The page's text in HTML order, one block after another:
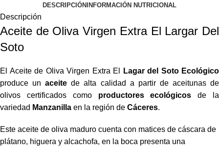
DESCRIPCIÓN INFORMACIÓN NUTRICIONAL
Descripción
Aceite de Oliva Virgen Extra El Largar Del
Soto
El Aceite de Oliva Virgen Extra El
Lagar del Soto Ecológico
produce unaceite de alta calidad a partir de aceitunas de
olivos certificados como productores ecológicos de la
variedad Manzanilla en la región de Cáceres.
Este aceite de oliva maduro cuenta con matices de cáscara de
plátano, higuera y alcachofa, en la boca presenta una